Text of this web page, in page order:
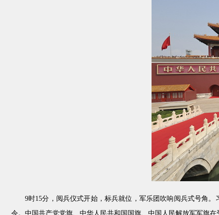
9时15分，阅兵仪式开始，标兵就位，军乐团吹响阅兵式号角
令。中国共产党党旗、中华人民共和国国旗、中国人民解放军军旗